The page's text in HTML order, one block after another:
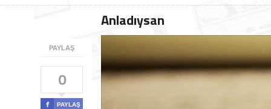
PAYLAŞ
0
 PAYLAŞ
Anladıysan